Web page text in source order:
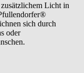
Licht in
sich durch
oder